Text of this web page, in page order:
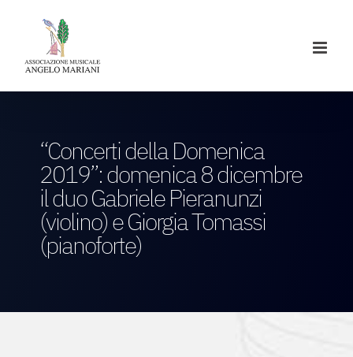
contenuto
“Concerti della Domenica
2019”: domenica 8 dicembre
il duo Gabriele Pieranunzi
(violino) e Giorgia Tomassi
(pianoforte)